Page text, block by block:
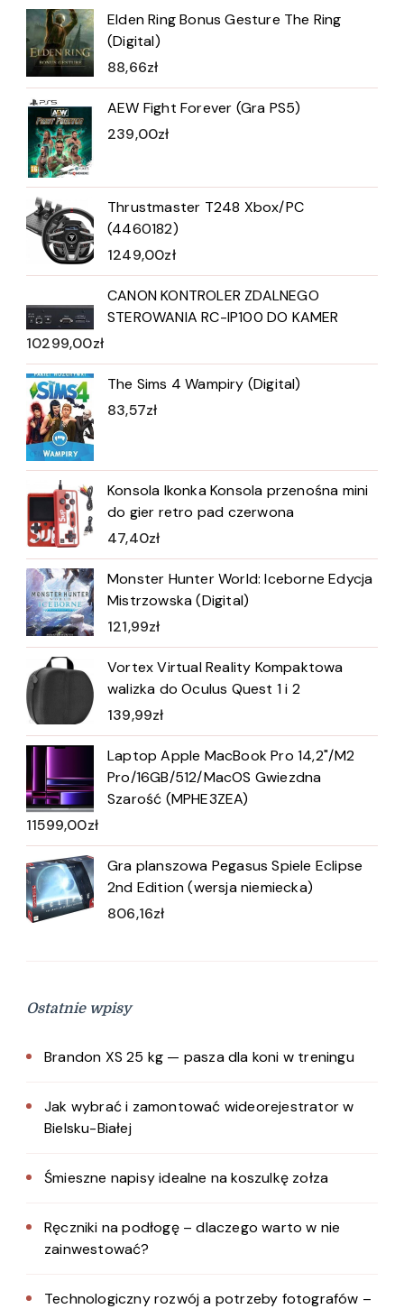
Elden Ring Bonus Gesture The Ring
(Digital)
88,66zł
AEW Fight Forever (Gra PS5)
239,00zł
Thrustmaster T248 Xbox/PC
(4460182)
1249,00zł
CANON KONTROLER ZDALNEGO
STEROWANIA RC-IP100 DO KAMER
10299,00zł
The Sims 4 Wampiry (Digital)
83,57zł
Konsola Ikonka Konsola przenośna mini
do gier retro pad czerwona
47,40zł
Monster Hunter World: Iceborne Edycja
Mistrzowska (Digital)
121,99zł
Vortex Virtual Reality Kompaktowa
walizka do Oculus Quest 1 i 2
139,99zł
Laptop Apple MacBook Pro 14,2"/M2
Pro/16GB/512/MacOS Gwiezdna
Szarość (MPHE3ZEA)
11599,00zł
Gra planszowa Pegasus Spiele Eclipse
2nd Edition (wersja niemiecka)
806,16zł
Ostatnie wpisy
Brandon XS 25 kg — pasza dla koni w treningu
Jak wybrać i zamontować wideorejestrator w
Bielsku-Białej
Śmieszne napisy idealne na koszulkę zołza
Ręczniki na podłogę – dlaczego warto w nie
zainwestować?
Technologiczny rozwój a potrzeby fotografów –